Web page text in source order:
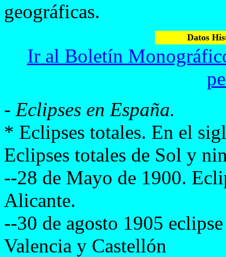
geográficas.
Datos
Ir al Boletín
- Eclipses en España.
* Eclipses totales. En el
Eclipses totales de Sol y
--28 de Mayo de 1900.
Alicante.
--30 de agosto 1905
Valencia y Castellón